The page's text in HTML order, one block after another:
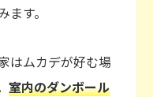
す。
はムカデが好む場
室内のダンボール